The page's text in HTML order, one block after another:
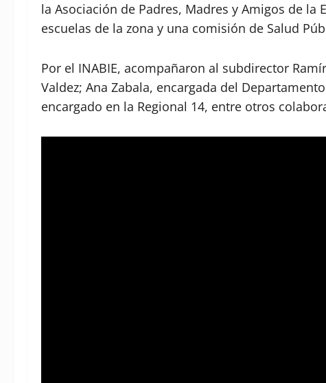
la Asociación de Padres, Madres y Amigos de la
escuelas de la zona y una comisión de Salud
Por el INABIE, acompañaron al subdirector
Valdez; Ana Zabala, encargada del
encargado en la Regional 14, entre otros